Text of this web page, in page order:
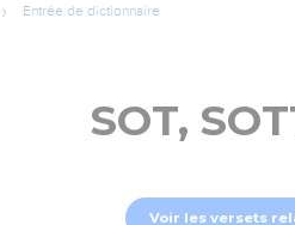
Entrée de dictionnaire
SOT,
Voir les versets